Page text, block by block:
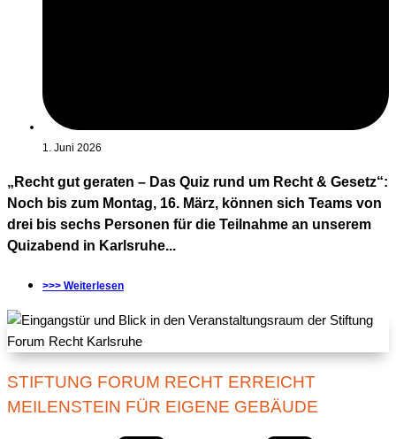
1. Juni 2026
„Recht gut geraten – Das Quiz rund um Recht & Gesetz“:
Noch bis zum Montag, 16. März, können sich Teams von
drei bis sechs Personen für die Teilnahme an unserem
Quizabend in Karlsruhe...
>>> Weiterlesen
STIFTUNG FORUM RECHT ERREICHT
MEILENSTEIN FÜR EIGENE GEBÄUDE